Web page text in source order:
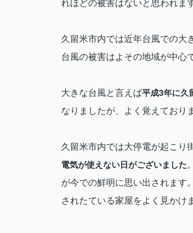
れほどの被害はないと思われま
久留米市内では近年台風での大
台風の被害はよその地域が中心
大きな台風と言えば平成3年に久
なりましたが、よく覚えており
久留米市内では大停電が起こり
電気が使えない日がございました
が今での鮮明に思い出されます
されたている家屋をよく見かけ